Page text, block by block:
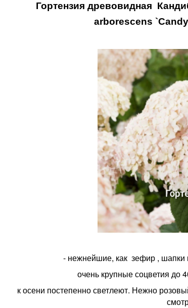
Гортензия древовидная
arborescens
- нежнейшие, как зефир , шапки
очень крупные соцветия до
к осени постепенно светлеют. Нежно